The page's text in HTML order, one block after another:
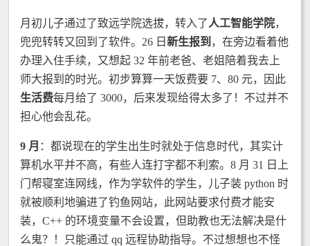
月初儿子通过了致远学院选拔，转入了 人工智能学院，
兜兜转转又回到了软件。26 日 新生报到 ，在旁边看着他
办理入住手续，又想起 32 年前老爸、老姐陪着我去上
师大报到的时光。初步算算一天饭费要 7、80 元，因此
生活费每月给了 3000，后来发现给得太多了！不过并不
担心他会乱花。
9 月 ：都说现在的学生出生时就处于信息时代，其实计
算机水平并不高，有些人连打字都不利索。8 月 31 日上
门帮寝室连网线，作为学软件的学生，儿子装 python 时
就被顺利地骗进了钓鱼网站，此网站要求付费才能安
装，C++ 的环境变量不会设置，但助教也无法解决是什
么鬼？！只能通过 qq 远程协助指导。不过想想也不怪